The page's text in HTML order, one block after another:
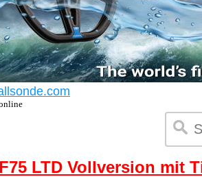
LTD Vollversion mit